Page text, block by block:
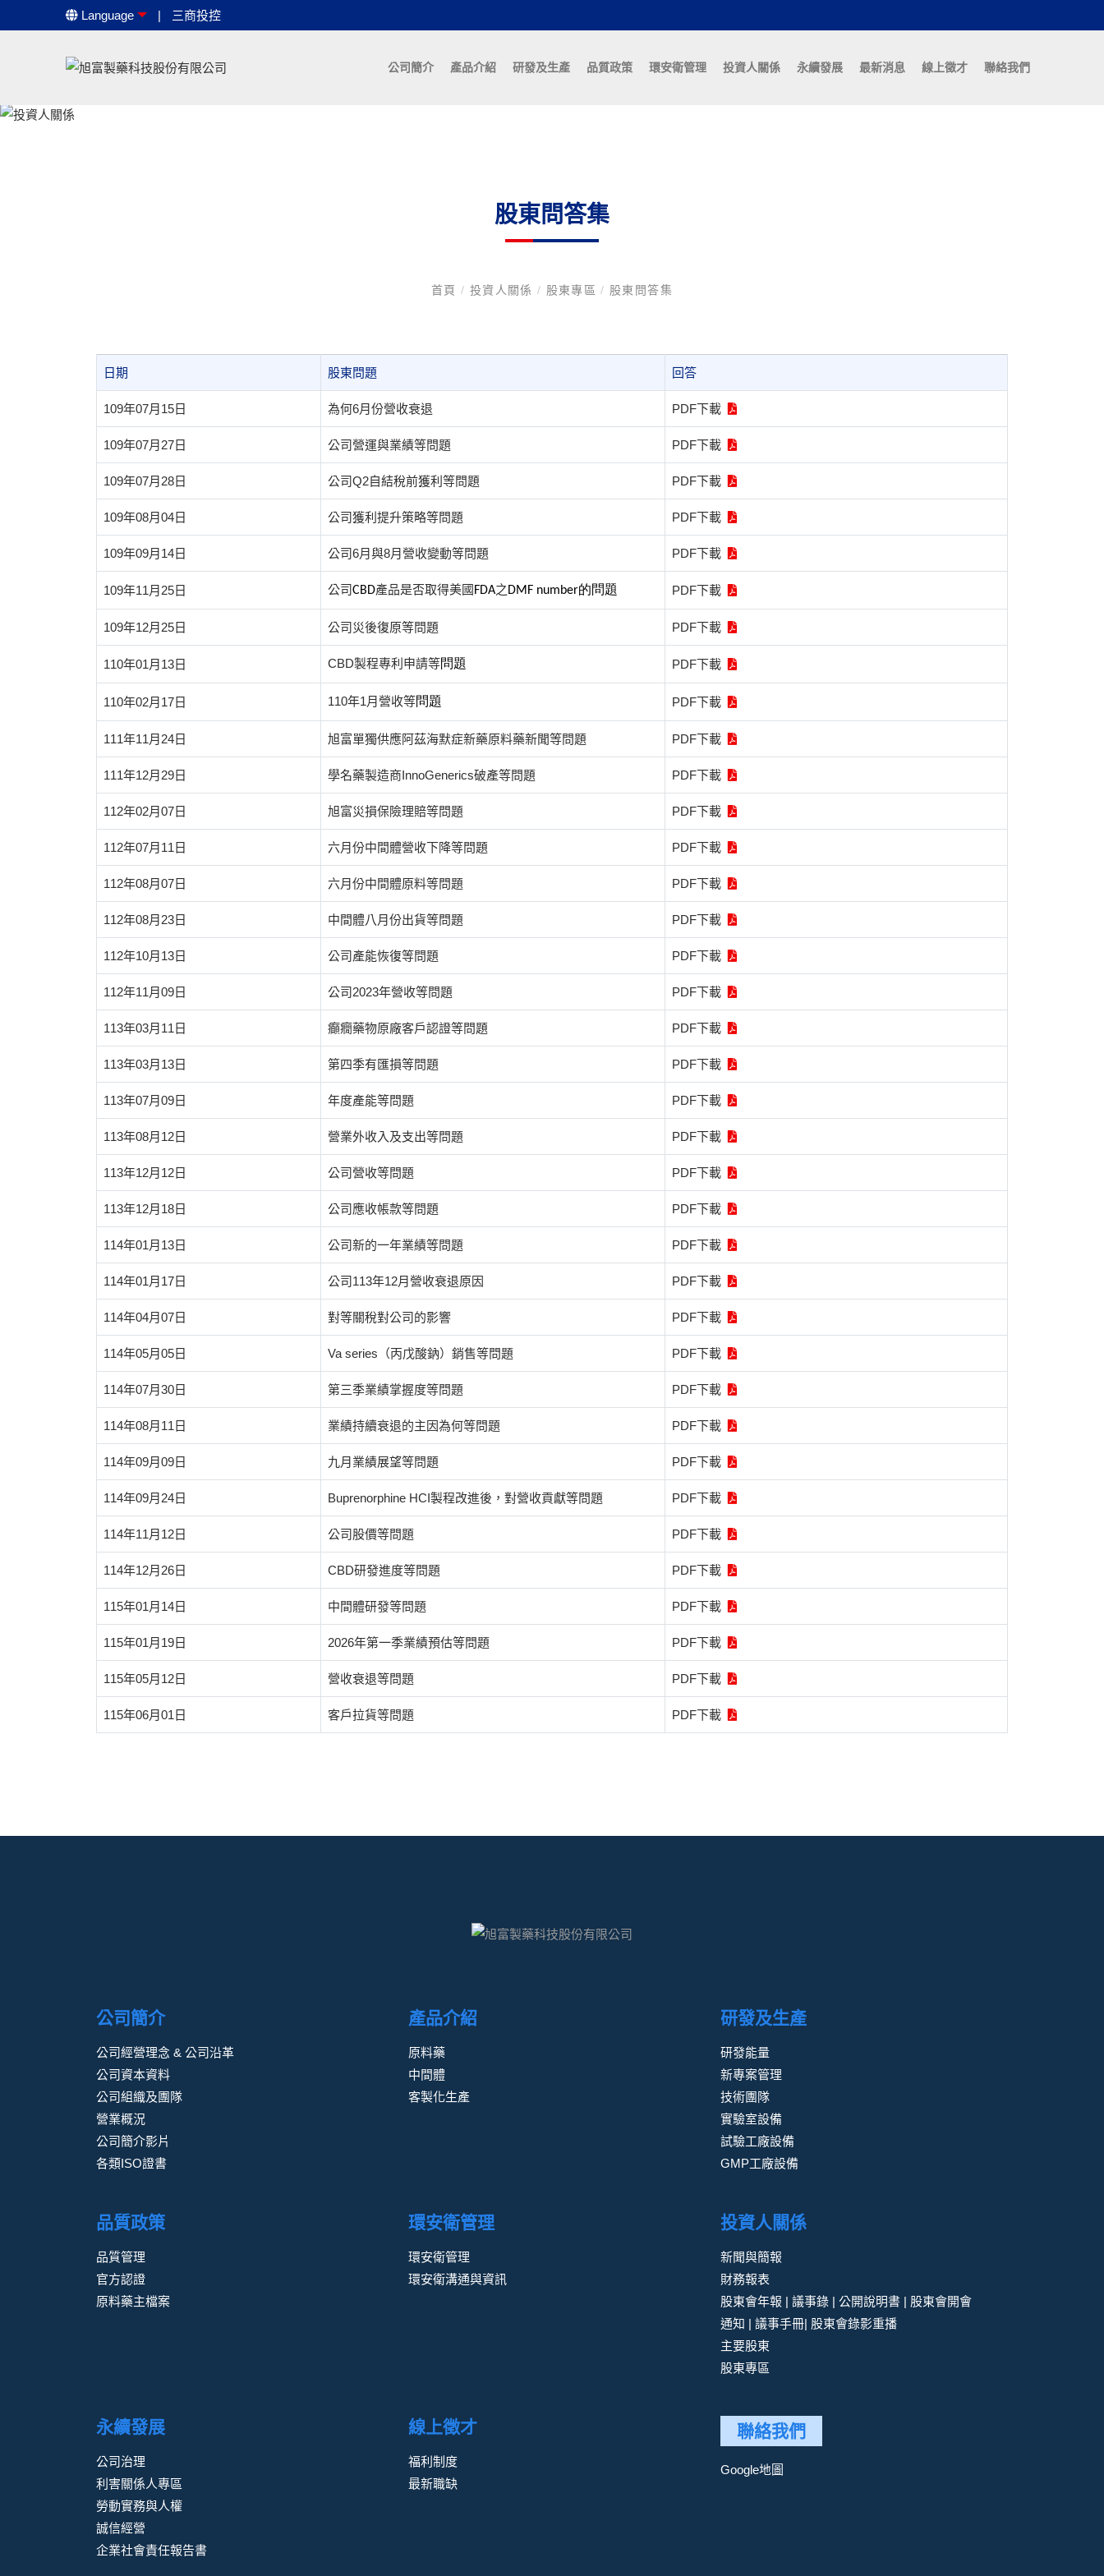
Language 三商投控
公司簡介 產品介紹 研發及生產 品質政策 環安衛管理 投資人關係 永續發展 最新消息 線上徵才 聯絡我們
股東問答集
首頁/ 投資人關係 / 股東專區/ 股東問答集
日期 股東問題 回答
109年07月15日 為何6月份營收衰退 PDF下載
109年07月27日 公司營運與業績等問題 PDF下載
109年07月28日 公司Q2自結稅前獲利等問題 PDF下載
109年08月04日 公司獲利提升策略等問題 PDF下載
109年09月14日 公司6月與8月營收變動等問題 PDF下載
109年11月25日 公司CBD產品是否取得美國 FDA之 DMF number的問題 PDF下載
109年12月25日 公司災後復原等問題 PDF下載
110年01月13日 CBD製程專利申請等問題 PDF下載
110年02月17日 110年1月營收等問題 PDF下載
111年11月24日 旭富單獨供應阿茲海默症新藥原料藥新聞等問題 PDF下載
111年12月29日 學名藥製造商InnoGenerics破產等問題 PDF下載
112年02月07日 旭富災損保險理賠等問題 PDF下載
112年07月11日 六月份中間體營收下降等問題 PDF下載
112年08月07日 六月份中間體原料等問題 PDF下載
112年08月23日 中間體八月份出貨等問題 PDF下載
112年10月13日 公司產能恢復等問題 PDF下載
112年11月09日 公司2023年營收等問題 PDF下載
113年03月11日 癲癇藥物原廠客戶認證等問題 PDF下載
113年03月13日 第四季有匯損等問題 PDF下載
113年07月09日 年度產能等問題 PDF下載
113年08月12日 營業外收入及支出等問題 PDF下載
113年12月12日 公司營收等問題 PDF下載
113年12月18日 公司應收帳款等問題 PDF下載
114年01月13日 公司新的一年業績等問題 PDF下載
114年01月17日 公司113年12月營收衰退原因 PDF下載
114年04月07日 對等關稅對公司的影響 PDF下載
114年05月05日 Va series（丙戊酸鈉）銷售等問題 PDF下載
114年07月30日 第三季業績掌握度等問題 PDF下載
114年08月11日 業績持續衰退的主因為何等問題 PDF下載
114年09月09日 九月業績展望等問題 PDF下載
114年09月24日 Buprenorphine HCI製程改進後，對營收貢獻等問題 PDF下載
114年11月12日 公司股價等問題 PDF下載
114年12月26日 CBD研發進度等問題 PDF下載
115年01月14日 中間體研發等問題 PDF下載
115年01月19日 2026年第一季業績預估等問題 PDF下載
115年05月12日 營收衰退等問題 PDF下載
115年06月01日 客戶拉貨等問題 PDF下載
公司簡介
公司經營理念 & 公司沿革
公司資本資料
公司組織及團隊
營業概況
公司簡介影片
各類ISO證書
產品介紹
原料藥
中間體
客製化生產
研發及生產
研發能量
新專案管理
技術團隊
實驗室設備
試驗工廠設備
GMP工廠設備
品質政策
品質管理
官方認證
原料藥主檔案
環安衛管理
環安衛管理
環安衛溝通與資訊
投資人關係
新聞與簡報
財務報表
股東會年報 | 議事錄 | 公開說明書 | 股東會開會
通知 | 議事手冊| 股東會錄影重播
主要股東
股東專區
永續發展
公司治理
利害關係人專區
勞動實務與人權
誠信經營
企業社會責任報告書
線上徵才
福利制度
最新職缺
聯絡我們
Google地圖